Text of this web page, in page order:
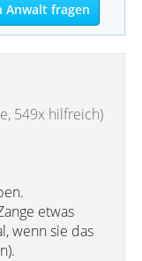
Anwalt fragen
549x hilfreich)
etwas
wenn sie das